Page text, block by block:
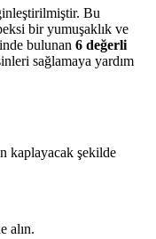
Bu
bir yumuşaklık ve
bulunan 6 değerli
sağlamaya yardım
kaplayacak şekilde
alın.